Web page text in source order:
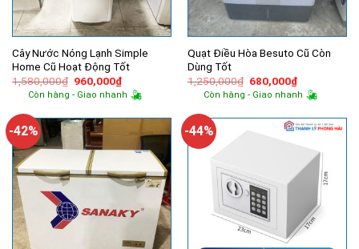
Cây Nước Nóng Lạnh Simple
Home Cũ Hoạt Động Tốt
1,580,000₫ Giá
gốc
là:
960,000₫Giá
hiện
tại
960,000₫.
Còn hàng - Giao nhanh
Quạt Điều Hòa Besuto Cũ Còn
Dùng Tốt
1,250,000₫ Giá
gốc
là:
680,000₫Giá
hiện
tại
680,000₫.
Còn hàng - Giao nhanh
-42% -44%